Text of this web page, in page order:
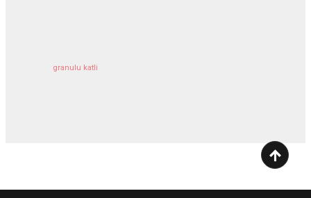
granulu katli